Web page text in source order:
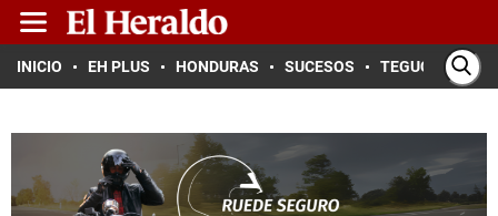
INICIO EH PLUS HONDURAS SUCESOS TEGUCIGALPA